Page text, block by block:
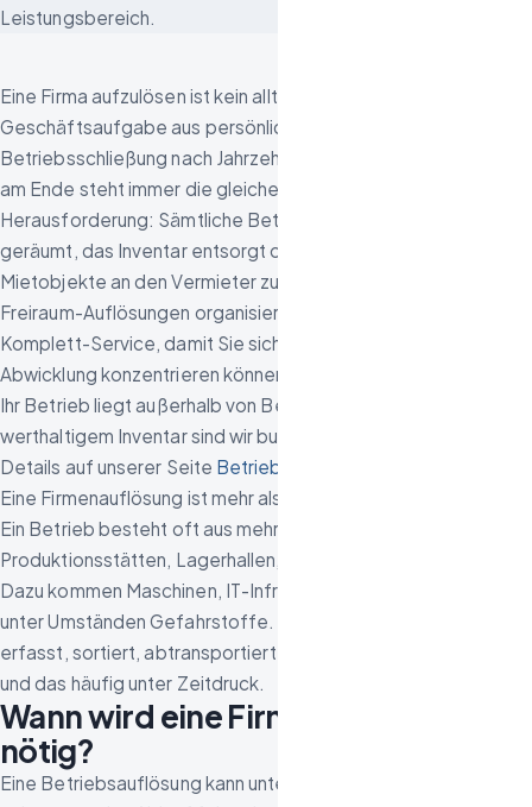
Leistungsbereich.
Eine Firma aufzulösen ist kein alltäglicher Vorgang. Ob eine
Geschäftsaufgabe aus persönlichen Gründen, eine
Betriebsschließung nach Jahrzehnten oder eine Insolvenz –
am Ende steht immer die gleiche praktische
Herausforderung: Sämtliche Betriebsflächen müssen
geräumt, das Inventar entsorgt oder verwertet und die
Mietobjekte an den Vermieter zurückgegeben werden.
Freiraum-Auflösungen organisiert diesen Prozess als
Komplett-Service, damit Sie sich auf die geschäftliche
Abwicklung konzentrieren können.
Ihr Betrieb liegt außerhalb von Berlin und Brandenburg? Bei
werthaltigem Inventar sind wir bundesweit im Einsatz – alle
Details auf unserer Seite Betriebsauflösung deutschlandweit
Eine Firmenauflösung ist mehr als eine einfache
Ein Betrieb besteht oft aus mehreren Flächen: Büroräume,
Produktionsstätten, Lagerhallen, Sozialräume, Werkstätten.
Dazu kommen Maschinen, IT-Infrastruktur, Aktenbestände und
unter Umständen Gefahrstoffe. Alles muss systematisch
erfasst, sortiert, abtransportiert und dokumentiert werden –
und das häufig unter Zeitdruck.
Wann wird eine Firmenauflösung
nötig?
Eine Betriebsauflösung kann unterschiedliche Auslöser haben